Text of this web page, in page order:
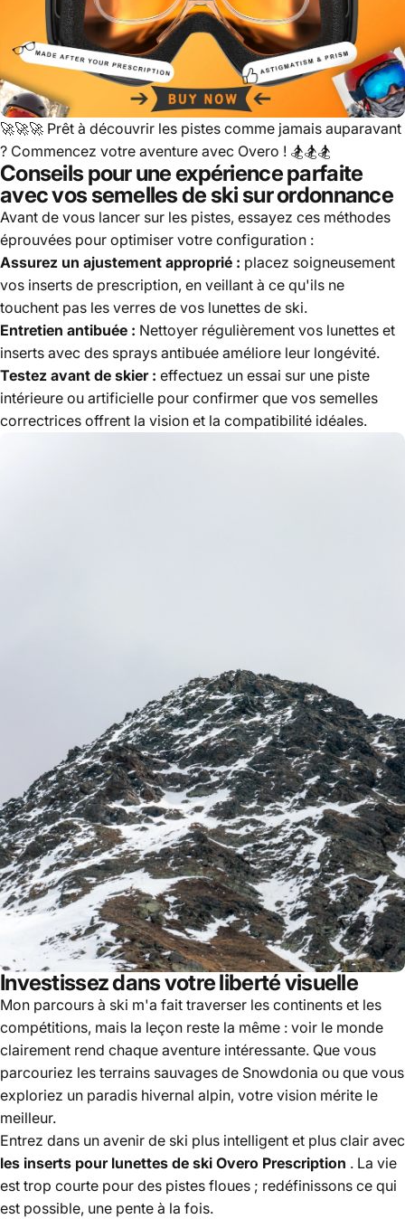
🚀🚀🚀 Prêt à découvrir les pistes comme jamais auparavant
? Commencez votre aventure avec Overo ! 🏂🏂🏂
Conseils pour une expérience parfaite
avec vos semelles de ski sur ordonnance
Avant de vous lancer sur les pistes, essayez ces méthodes
éprouvées pour optimiser votre configuration :
Assurez un ajustement approprié : placez soigneusement
vos inserts de prescription, en veillant à ce qu'ils ne
touchent pas les verres de vos lunettes de ski.
Entretien antibuée : Nettoyer régulièrement vos lunettes et
inserts avec des sprays antibuée améliore leur longévité.
Testez avant de skier : effectuez un essai sur une piste
intérieure ou artificielle pour confirmer que vos semelles
correctrices offrent la vision et la compatibilité idéales.
Investissez dans votre liberté visuelle
Mon parcours à ski m'a fait traverser les continents et les
compétitions, mais la leçon reste la même : voir le monde
clairement rend chaque aventure intéressante. Que vous
parcouriez les terrains sauvages de Snowdonia ou que vous
exploriez un paradis hivernal alpin, votre vision mérite le
meilleur.
Entrez dans un avenir de ski plus intelligent et plus clair avec
les inserts pour lunettes de ski Overo Prescription . La vie
est trop courte pour des pistes floues ; redéfinissons ce qui
est possible, une pente à la fois.